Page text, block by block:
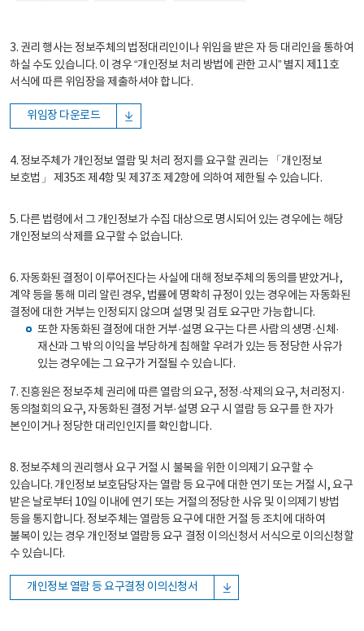
3. 권리 행사는 정보주체의 법정대리인이나 위임을 받은 자 등 대리인을 통하여
하실 수도 있습니다. 이 경우 “개인정보 처리 방법에 관한 고시” 별지 제11호
서식에 따른 위임장을 제출하셔야 합니다.
위임장 다운로드
4. 정보주체가 개인정보 열람 및 처리 정지를 요구할 권리는 「개인정보
보호법」 제35조 제4항 및 제37조 제2항에 의하여 제한될 수 있습니다.
5. 다른 법령에서 그 개인정보가 수집 대상으로 명시되어 있는 경우에는 해당
개인정보의 삭제를 요구할 수 없습니다.
6. 자동화된 결정이 이루어진다는 사실에 대해 정보주체의 동의를 받았거나,
계약 등을 통해 미리 알린 경우, 법률에 명확히 규정이 있는 경우에는 자동화된
결정에 대한 거부는 인정되지 않으며 설명 및 검토 요구만 가능합니다.
또한 자동화된 결정에 대한 거부·설명 요구는 다른 사람의 생명·신체·
재산과 그 밖의 이익을 부당하게 침해할 우려가 있는 등 정당한 사유가
있는 경우에는 그 요구가 거절될 수 있습니다.
7. 진흥원은 정보주체 권리에 따른 열람의 요구, 정정·삭제의 요구, 처리정지·
동의철회의 요구, 자동화된 결정 거부·설명 요구 시 열람 등 요구를 한 자가
본인이거나 정당한 대리인인지를 확인합니다.
8. 정보주체의 권리행사 요구 거절 시 불복을 위한 이의제기 요구할 수
있습니다. 개인정보 보호담당자는 열람 등 요구에 대한 연기 또는 거절 시, 요구
받은 날로부터 10일 이내에 연기 또는 거절의 정당한 사유 및 이의제기 방법
등을 통지합니다. 정보주체는 열람등 요구에 대한 거절 등 조치에 대하여
불복이 있는 경우 개인정보 열람등 요구 결정 이의신청서 서식으로 이의신청할
수 있습니다.
개인정보 열람 등 요구결정 이의신청서